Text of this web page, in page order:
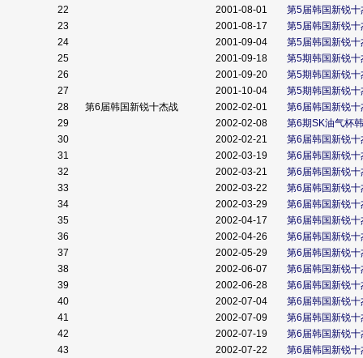
22
2001-08-01
第5届韩国新锐十
23
2001-08-17
第5届韩国新锐十
24
2001-09-04
第5届韩国新锐
25
2001-09-18
第5期韩国新锐
26
2001-09-20
第5期韩国新锐
27
2001-10-04
第5期韩国新锐
28
第6届韩国新锐十杰战 2002-02-01
第6届韩国新锐十
29
2002-02-08
第6期SK油气杯
30
2002-02-21
第6届韩国新锐十
31
2002-03-19
第6届韩国新锐十
32
2002-03-21
第6届韩国新锐十
33
2002-03-22
第6届韩国新锐十
34
2002-03-29
第6届韩国新锐十
35
2002-04-17
第6届韩国新锐十
36
2002-04-26
第6届韩国新锐十
37
2002-05-29
第6届韩国新锐十
38
2002-06-07
第6届韩国新锐十
39
2002-06-28
第6届韩国新锐十
40
2002-07-04
第6届韩国新锐十
41
2002-07-09
第6届韩国新锐十
42
2002-07-19
第6届韩国新锐十
43
2002-07-22
第6届韩国新锐十